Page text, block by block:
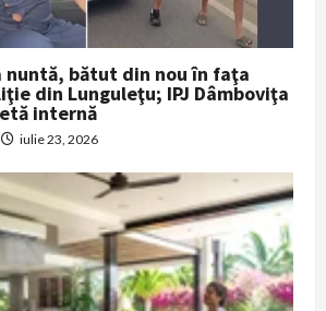
nuntă, bătut din nou în faţa
din Lunguleţu; IPJ Dâmboviţa
internă
iulie 23, 2026